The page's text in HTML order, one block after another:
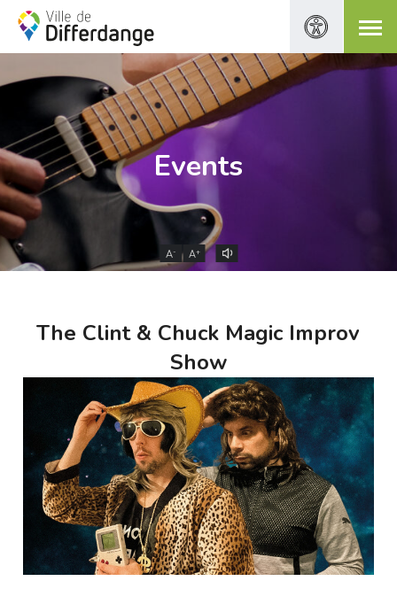
Events
A- A+
The Clint & Chuck Magic Improv
Show